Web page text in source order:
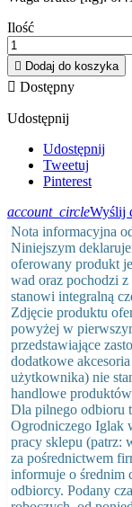
Ilość
 Dodaj do koszyka
 Dostępny
Udostępnij
Udostępnij
Tweetuj
Pinterest
account_circleWyślij
Nota informacyjna
Niniejszym
oferowany produkt
wad oraz pochodzi
stanowi integralną
Zdjęcie produktu
powyżej w
przedstawiające
dodatkowe
użytkownika) nie
handlowe
Dla pilnego odbioru
Ogrodniczego Iglak
pracy sklepu (patrz:
za pośrednictwem
informuje o średnim
odbiorcy. Podany